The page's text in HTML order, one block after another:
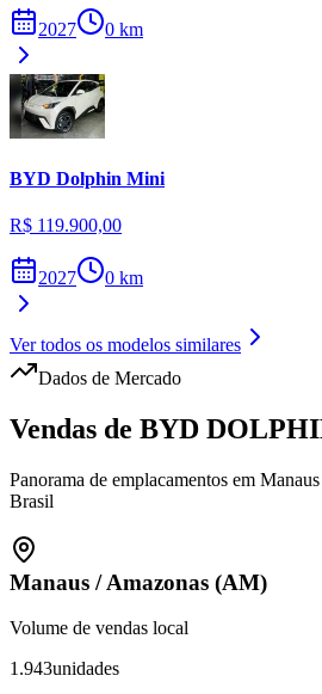
2027 0 km
BYD Dolphin Mini
R$ 119.900,00
2027 0 km
Ver todos os modelos similares
Dados de Mercado
Vendas de BYD
Panorama de emplacamentos em Manaus
Brasil
Manaus /Amazonas (AM)
Volume de vendas local
1.943unidades